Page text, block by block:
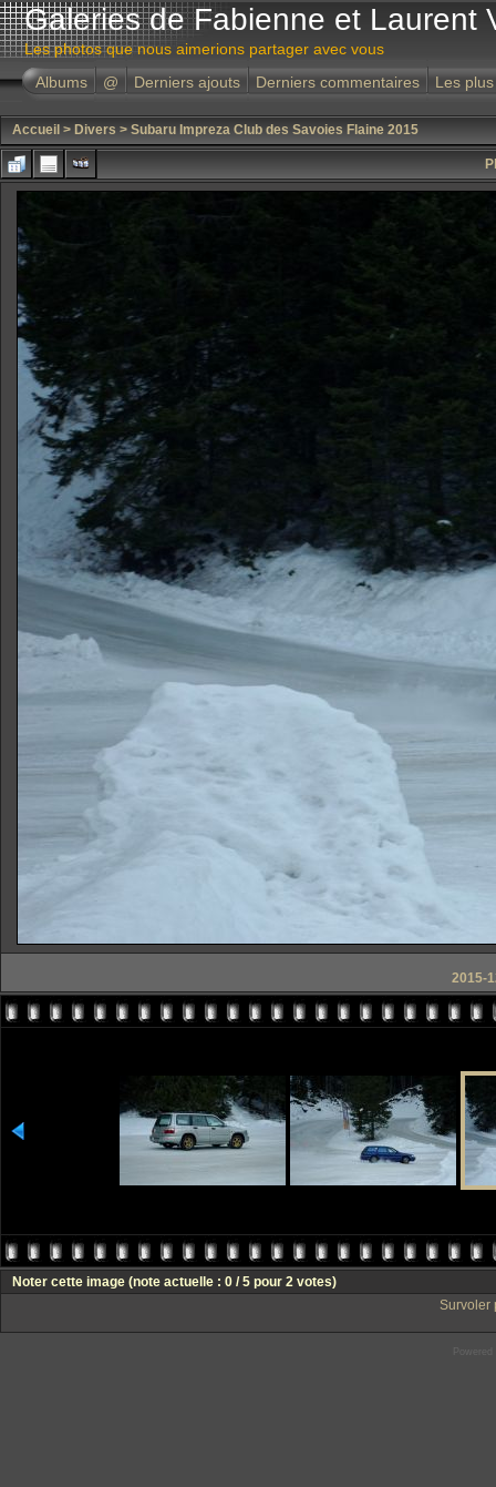
Galeries de Fabienne et Laurent
Les photos que nous aimerions partager avec vous
Albums
@ Derniers ajouts Derniers commentaires Les
Accueil > Divers > Subaru Impreza Club des Savoies Flaine 2015
2015-
Noter cette image (note actuelle : 0 / 5 pour 2 votes)
Survoler